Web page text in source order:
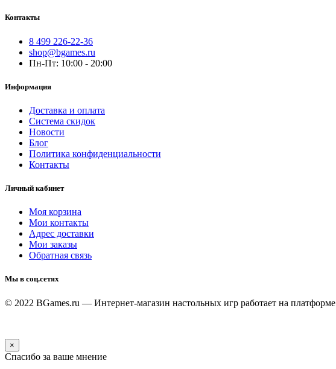
Контакты
8 499 226-22-36
shop@bgames.ru
Пн-Пт: 10:00 - 20:00
Информация
Доставка и оплата
Система скидок
Новости
Блог
Политика конфиденциальности
Контакты
Личный кабинет
Моя корзина
Мои контакты
Адрес доставки
Мои заказы
Обратная связь
Мы в соц.сетях
© 2022 BGames.ru — Интернет-магазин настольных игр работает на платформе
×
Спасибо за ваше мнение